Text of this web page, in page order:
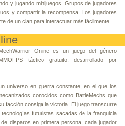
y jugando minijuegos. Grupos de jugadores
y compartir la recompensa. Los jugadores
de un clan para interactuar más fácilmente.
MechWarrior Online es un juego del género
MMOFPS táctico gratuito, desarrollado por
universo en guerra constante, en el que los
conocidos como BattleMechs que
facción consiga la victoria. El juego transcurre
futuristas sacadas de la franquicia
disparos en primera persona, cada jugador